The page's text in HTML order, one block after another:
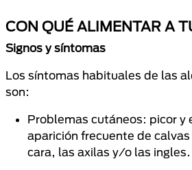
CON QUÉ ALIMENTAR A
Signos y síntomas
Los síntomas habituales de las
son:
Problemas cutáneos: picor y
aparición frecuente de
cara, las axilas y/o las ingles.